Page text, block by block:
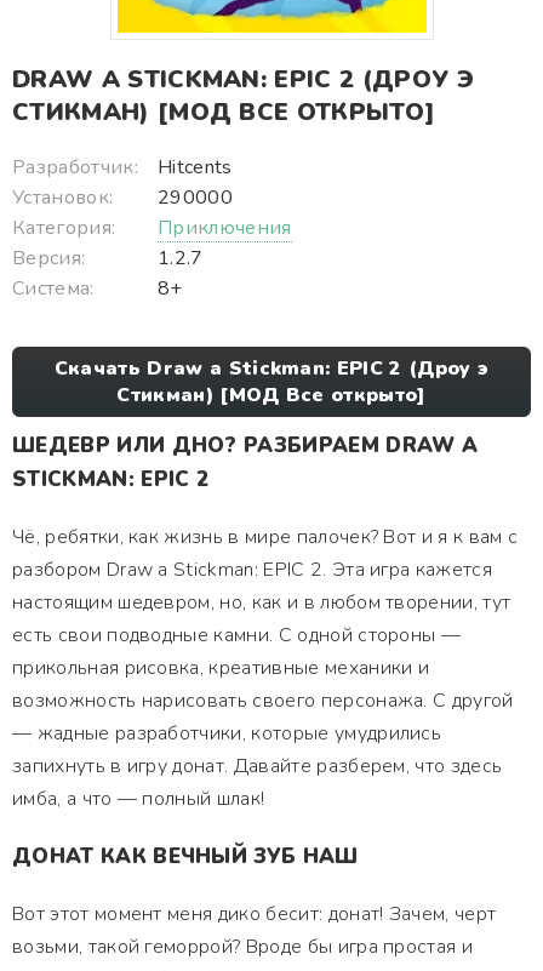
DRAW A STICKMAN: EPIC 2 (ДРОУ Э
СТИКМАН) [МОД ВСЕ ОТКРЫТО]
Разработчик:
Hitcents
Установок:
290000
Категория:
Приключения
Версия:
1.2.7
Система:
8+
Скачать Draw a Stickman: EPIC 2 (Дроу э
Стикман) [МОД Все открыто]
ШЕДЕВР ИЛИ ДНО? РАЗБИРАЕМ DRAW A
STICKMAN: EPIC 2
Чё, ребятки, как жизнь в мире палочек? Вот и я к вам с
разбором Draw a Stickman: EPIC 2. Эта игра кажется
настоящим шедевром, но, как и в любом творении, тут
есть свои подводные камни. С одной стороны —
прикольная рисовка, креативные механики и
возможность нарисовать своего персонажа. С другой
— жадные разработчики, которые умудрились
запихнуть в игру донат. Давайте разберем, что здесь
имба, а что — полный шлак!
ДОНАТ КАК ВЕЧНЫЙ ЗУБ НАШ
Вот этот момент меня дико бесит: донат! Зачем, черт
возьми, такой геморрой? Вроде бы игра простая и